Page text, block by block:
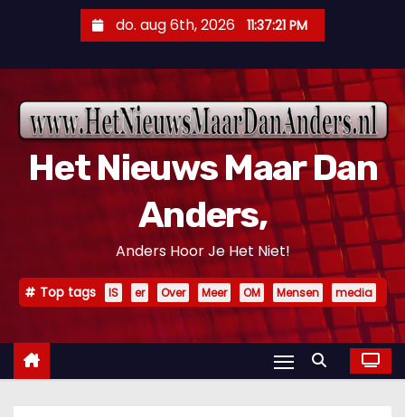
n
do. aug 6th, 2026 11:37:23 PM
Het Nieuws Maar Dan
Anders,
Anders Hoor Je Het Niet!
Top tags IS er Over Meer OM Mensen media